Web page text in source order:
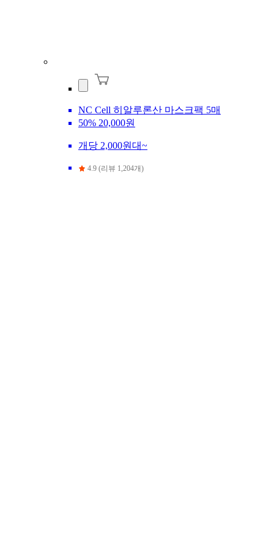
NC Cell 히알루론산 마스크팩 5매
50% 20,000원
개당 2,000원대~
4.9 (리뷰 1,204개)